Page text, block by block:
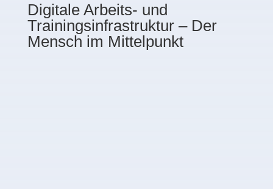
Digitale Arbeits- und
Trainingsinfrastruktur – Der
Mensch im Mittelpunkt